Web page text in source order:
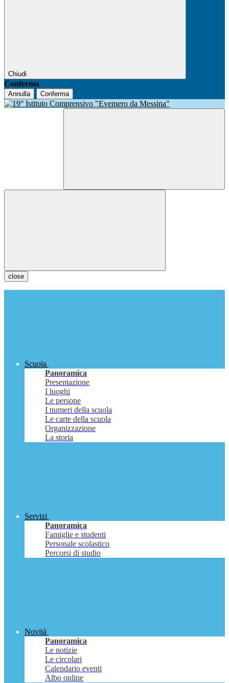
Chiudi
Conferma
Annulla Conferma
close
Scuola
Panoramica
Presentazione
I luoghi
Le persone
I numeri della scuola
Le carte della scuola
Organizzazione
La storia
Servizi
Panoramica
Famiglie e studenti
Personale scolastico
Percorsi di studio
Novità
Panoramica
Le notizie
Le circolari
Calendario eventi
Albo online